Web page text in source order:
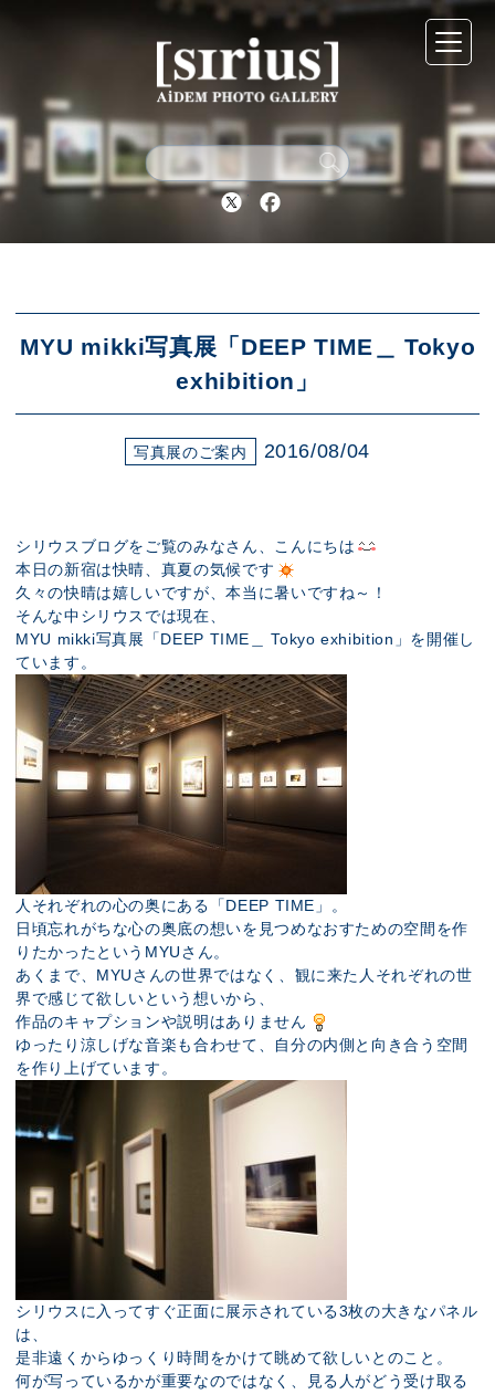
Twitter Facebook
MYU mikki写真展「DEEP TIME＿ Tokyo
exhibition」
写真展のご案内 2016/08/04
シリウスブログをご覧のみなさん、こんにちは
本日の新宿は快晴、真夏の気候です
久々の快晴は嬉しいですが、本当に暑いですね～！
そんな中シリウスでは現在、
MYU mikki写真展「DEEP TIME＿ Tokyo exhibition」を開催し
ています。
人それぞれの心の奥にある「DEEP TIME」。
日頃忘れがちな心の奥底の想いを見つめなおすための空間を作
りたかったというMYUさん。
あくまで、MYUさんの世界ではなく、観に来た人それぞれの世
界で感じて欲しいという想いから、
作品のキャプションや説明はありません
ゆったり涼しげな音楽も合わせて、自分の内側と向き合う空間
を作り上げています。
シリウスに入ってすぐ正面に展示されている3枚の大きなパネル
は、
是非遠くからゆっくり時間をかけて眺めて欲しいとのこと。
何が写っているかが重要なのではなく、見る人がどう受け取る
シリウスについて
展示スケジュール
アクセス
ブログ